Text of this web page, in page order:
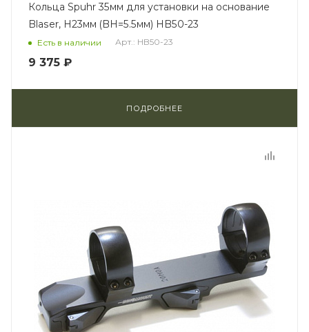
Кольца Spuhr 35мм для установки на основание
Blaser, H23мм (BH=5.5мм) HB50-23
Есть в наличии Арт.: HB50-23
9 375 ₽
ПОДРОБНЕЕ